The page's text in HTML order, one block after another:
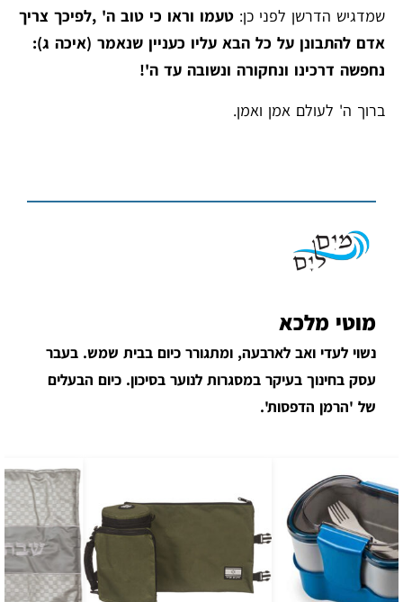
שמדגיש הדרשן לפני כן: טעמו וראו כי טוב ה' ,לפיכך צריך
אדם להתבונן על כל הבא עליו כעניין שנאמר (איכה ג):
נחפשה דרכינו ונחקורה ונשובה עד ה'!
ברוך ה' לעולם אמן ואמן.
מוטי מלכא
נשוי לעדי ואב לארבעה, ומתגורר כיום בבית שמש. בעבר
עסק בחינוך בעיקר במסגרות לנוער בסיכון. כיום הבעלים
של 'הרמן הדפסות'.